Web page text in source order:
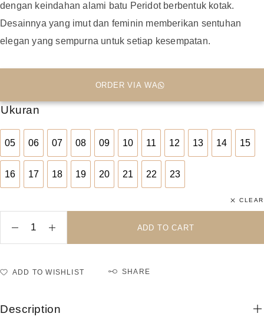
dengan keindahan alami batu Peridot berbentuk kotak.
Desainnya yang imut dan feminin memberikan sentuhan
elegan yang sempurna untuk setiap kesempatan.
ORDER VIA WA
Ukuran
05
05
06
06
07
07
08
08
09
09
10
10
11
11
12
12
13
13
14
14
15
15
16
16
17
17
18
18
19
19
20
20
21
21
22
22
23
23
CLEAR
ADD TO CART
ADD TO WISHLIST SHARE
Description